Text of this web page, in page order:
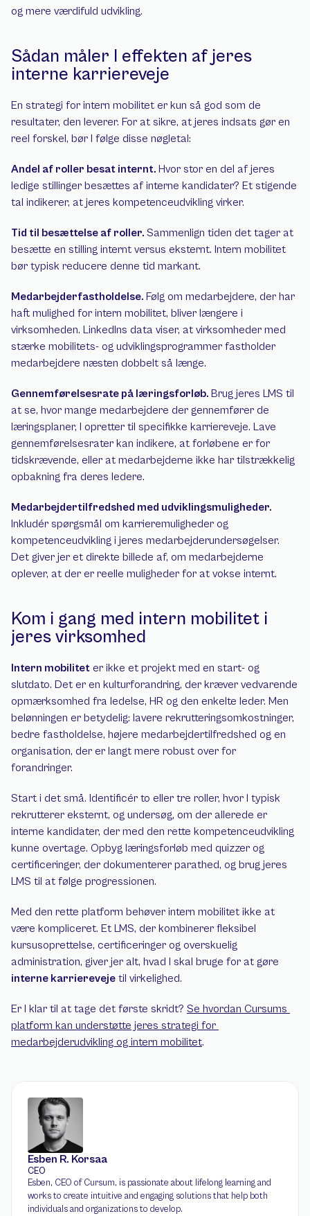
Esben R. Korsaa
CEO
Esben, CEO of Cursum, is passionate about lifelong learning and
works to create intuitive and engaging solutions that help both
individuals and organizations to develop.
og mere værdifuld udvikling.
Sådan måler I effekten af jeres
interne karriereveje
En strategi for intern mobilitet er kun så god som de
resultater, den leverer. For at sikre, at jeres indsats gør en
reel forskel, bør I følge disse nøgletal:
Andel af roller besat internt. Hvor stor en del af jeres
ledige stillinger besættes af interne kandidater? Et stigende
tal indikerer, at jeres kompetenceudvikling virker.
Tid til besættelse af roller. Sammenlign tiden det tager at
besætte en stilling internt versus eksternt. Intern mobilitet
bør typisk reducere denne tid markant.
Medarbejderfastholdelse. Følg om medarbejdere, der har
haft mulighed for intern mobilitet, bliver længere i
virksomheden. LinkedIns data viser, at virksomheder med
stærke mobilitets- og udviklingsprogrammer fastholder
medarbejdere næsten dobbelt så længe.
Gennemførelsesrate på læringsforløb. Brug jeres LMS til
at se, hvor mange medarbejdere der gennemfører de
læringsplaner, I opretter til specifikke karriereveje. Lave
gennemførelsesrater kan indikere, at forløbene er for
tidskrævende, eller at medarbejderne ikke har tilstrækkelig
opbakning fra deres ledere.
Inkludér spørgsmål om karrieremuligheder og
kompetenceudvikling i jeres medarbejderundersøgelser.
Det giver jer et direkte billede af, om medarbejderne
oplever, at der er reelle muligheder for at vokse internt.
Kom i gang med intern mobilitet i
jeres virksomhed
Intern mobilitet er ikke et projekt med en start- og
slutdato. Det er en kulturforandring, der kræver vedvarende
opmærksomhed fra ledelse, HR og den enkelte leder. Men
belønningen er betydelig: lavere rekrutteringsomkostninger,
bedre fastholdelse, højere medarbejdertilfredshed og en
organisation, der er langt mere robust over for
forandringer.
Start i det små. Identificér to eller tre roller, hvor I typisk
rekrutterer eksternt, og undersøg, om der allerede er
interne kandidater, der med den rette kompetenceudvikling
kunne overtage. Opbyg læringsforløb med quizzer og
certificeringer, der dokumenterer parathed, og brug jeres
LMS til at følge progressionen.
Med den rette platform behøver intern mobilitet ikke at
være kompliceret. Et LMS, der kombinerer fleksibel
kursusoprettelse, certificeringer og overskuelig
interne karriereveje til virkelighed.
Er I klar til at tage det første skridt? Se hvordan Cursums
platform kan understøtte jeres strategi for
medarbejderudvikling og intern mobilitet.